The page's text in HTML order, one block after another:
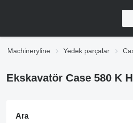
Machineryline Yedek parçalar
Ekskavatör Case 580 K
Ara